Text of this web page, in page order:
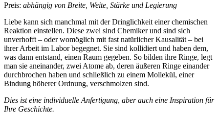
Preis: abhängig von Breite, Weite, Stärke und Legierung
Liebe kann sich manchmal mit der Dringlichkeit einer chemischen
Reaktion einstellen. Diese zwei sind Chemiker und sind sich
unverhofft – oder womöglich mit fast natürlicher Kausalität – bei
ihrer Arbeit im Labor begegnet. Sie sind kollidiert und haben dem,
was dann entstand, einen Raum gegeben. So bilden ihre Ringe, legt
man sie aneinander, zwei Atome ab, deren äußeren Ringe einander
durchbrochen haben und schließlich zu einem Mollekül, einer
Bindung höherer Ordnung, verschmolzen sind.
Dies ist eine individuelle Anfertigung, aber auch eine Inspiration für
Ihre Geschichte.